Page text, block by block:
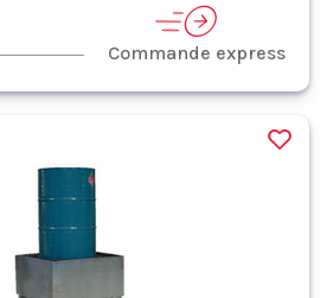
Commande express